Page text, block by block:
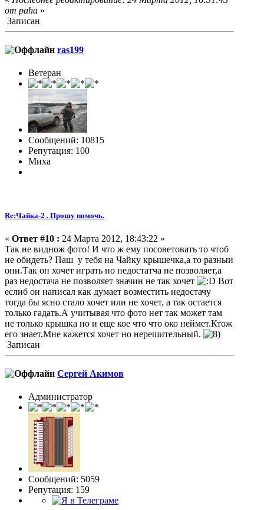
от paha »
Записан
ras199
Ветеран
Сообщений: 10815
Репутация: 100
Миха
Re:Чайка-2 . Прошу помочь.
« Ответ #10 : 24 Марта 2012, 18:43:22 »
Так не виднож фото! И что ж ему посоветовать то чтоб
не обидеть? Паш у тебя на Чайку крышечка,а то разныи
они.Так он хочет играть но недостатча не позволяет,а
раз недостача не позволяет значин не так хочет
Вот
еслиб он написал как думает возместить недостачу
тогда бы ясно стало хочет или не хочет, а так остается
только гадать.А учитывая что фото нет так может там
не только крышка но и еще кое что что око неймет.Ктож
его знает.Мне кажется хочет но нерешительный.
Записан
Сергей Акимов
Администратор
Сообщений: 5059
Репутация: 159